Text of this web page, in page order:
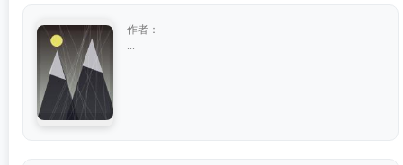
作者：